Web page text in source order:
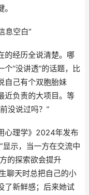
息空白”
的经历全说清楚。哪
“没讲透”的话题，比
自己有个双胞胎妹
近负责的大项目。等
没说过吗？”
心理学》2024年发布
显示，当一方在交流中
的探索欲会提升
聊天时总把自己的小
了新鲜感；后来她试